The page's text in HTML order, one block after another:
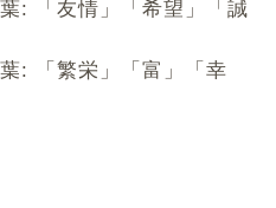
: 「友情」「希望」「誠
: 「繁栄」「富」「幸